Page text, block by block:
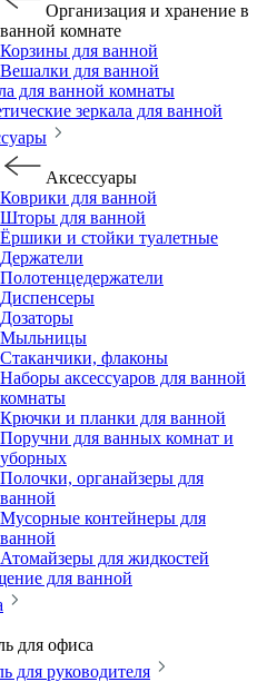
Организация и хранение в
ванной комнате
Корзины для ванной
Вешалки для ванной
для ванной комнаты
зеркала для ванной
Аксессуары
Коврики для ванной
Шторы для ванной
Ёршики и стойки туалетные
Держатели
Полотенцедержатели
Диспенсеры
Дозаторы
Мыльницы
Стаканчики, флаконы
Наборы аксессуаров для ванной
комнаты
Крючки и планки для ванной
Поручни для ванных комнат и
уборных
Полочки, органайзеры для
ванной
Мусорные контейнеры для
ванной
Атомайзеры для жидкостей
для ванной
для офиса
для руководителя